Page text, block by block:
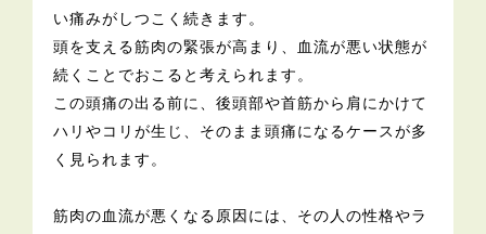
い痛みがしつこく続きます。
頭を支える筋肉の緊張が高まり、血流が悪い状態が
続くことでおこると考えられます。
この頭痛の出る前に、後頭部や首筋から肩にかけて
ハリやコリが生じ、そのまま頭痛になるケースが多
く見られます。
筋肉の血流が悪くなる原因には、その人の性格やラ